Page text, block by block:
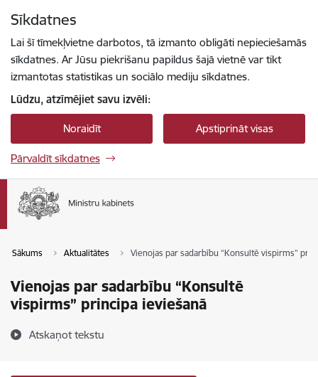
Sīkdatnes
Lai šī tīmekļvietne darbotos, tā izmanto obligāti nepieciešamās
sīkdatnes. Ar Jūsu piekrišanu papildus šajā vietnē var tikt
izmantotas statistikas un sociālo mediju sīkdatnes.
Lūdzu, atzīmējiet savu izvēli:
Noraidīt Apstiprināt visas
Pārvaldīt sīkdatnes
Sākums Aktualitātes Vienojas par sadarbību “Konsultē vispirms”
Vienojas par sadarbību “Konsultē
vispirms” principa ieviešanā
Atskaņot tekstu